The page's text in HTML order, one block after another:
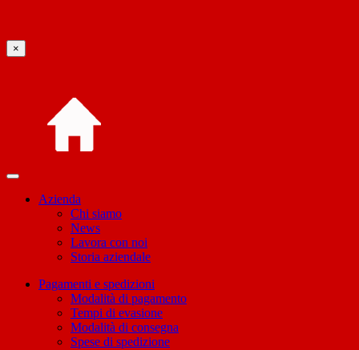
×
Azienda
Chi siamo
News
Lavora con noi
Storia aziendale
Pagamenti e spedizioni
Modalità di pagamento
Tempi di evasione
Modalità di consegna
Spese di spedizione